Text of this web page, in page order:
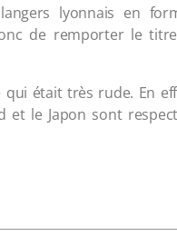
lyonnais en
de remporter le
était très rude. En
et le Japon sont